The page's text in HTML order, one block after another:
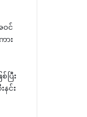
င်
း
ြီး
င်း